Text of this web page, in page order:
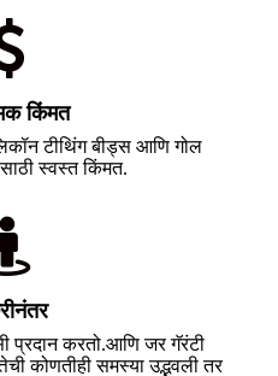
किंमत
टीथिंग बीड्स आणि गोल
स्वस्त किंमत.
प्रदान करतो.आणि जर गॅरंटी
कोणतीही समस्या उद्भवली तर